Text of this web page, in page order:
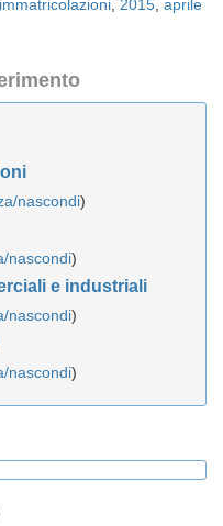
immatricolazioni 2015 aprile
nascondi)
nascondi)
e industriali
nascondi)
nascondi)